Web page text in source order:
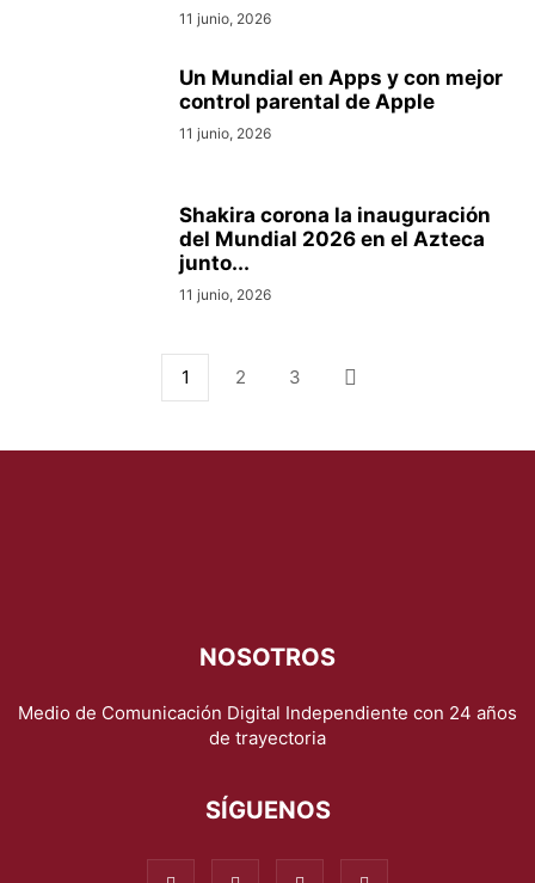
11 junio, 2026
Un Mundial en Apps y con mejor
control parental de Apple
11 junio, 2026
Shakira corona la inauguración
del Mundial 2026 en el Azteca
junto...
11 junio, 2026
1 2 3
NOSOTROS
Medio de Comunicación Digital Independiente con 24 años
de trayectoria
SÍGUENOS